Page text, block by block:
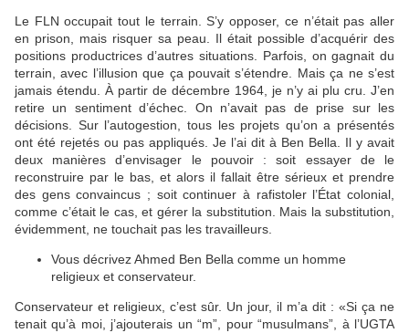
Le FLN occupait tout le terrain. S’y opposer, ce n’était pas aller
en prison, mais risquer sa peau. Il était possible d’acquérir des
positions productrices d’autres situations. Parfois, on gagnait du
terrain, avec l’illusion que ça pouvait s’étendre. Mais ça ne s’est
jamais étendu. À partir de décembre 1964, je n’y ai plu cru. J’en
retire un sentiment d’échec. On n’avait pas de prise sur les
décisions. Sur l’autogestion, tous les projets qu’on a présentés
ont été rejetés ou pas appliqués. Je l’ai dit à Ben Bella. Il y avait
deux manières d’envisager le pouvoir : soit essayer de le
reconstruire par le bas, et alors il fallait être sérieux et prendre
des gens convaincus ; soit continuer à rafistoler l’État colonial,
comme c’était le cas, et gérer la substitution. Mais la substitution,
évidemment, ne touchait pas les travailleurs.
Vous décrivez Ahmed Ben Bella comme un homme
religieux et conservateur.
Conservateur et religieux, c’est sûr. Un jour, il m’a dit : «Si ça ne
tenait qu’à moi, j’ajouterais un “m”, pour “musulmans”, à l’UGTA